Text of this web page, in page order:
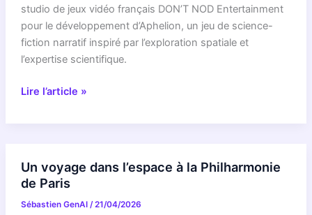
les
réservations
de
voyages
les
l’échelle
européenne
studio de jeux vidéo français DON’T NOD Entertainment
pour le développement d’Aphelion, un jeu de science-
fiction narratif inspiré par l’exploration spatiale et
l’expertise scientifique.
L’ESA
pour
un
voyage
Lire l’article »
Un voyage dans l’espace à la Philharmonie
de Paris
Sébastien GenAI /21/04/2026